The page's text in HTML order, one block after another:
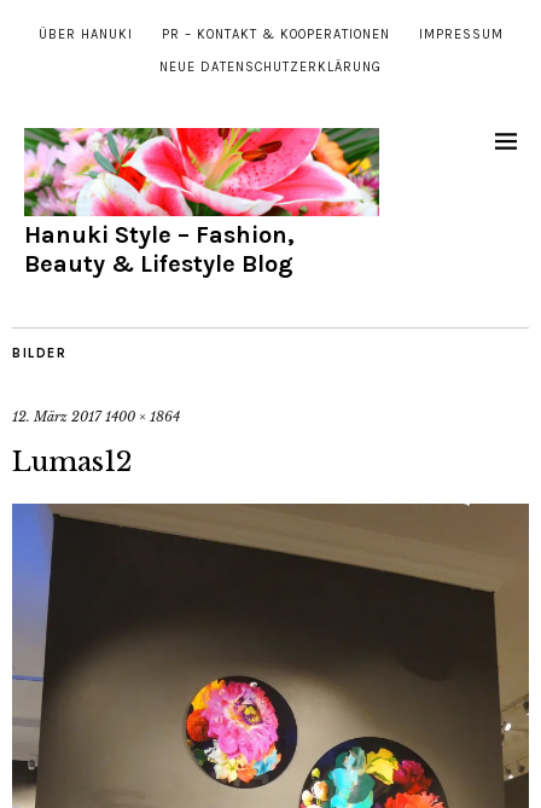
ÜBER HANUKI PR – KONTAKT & KOOPERATIONEN IMPRESSUM
NEUE DATENSCHUTZERKLÄRUNG
Hanuki Style – Fashion,
Beauty & Lifestyle Blog
BILDER
12. März 2017 1400 × 1864
Lumas12